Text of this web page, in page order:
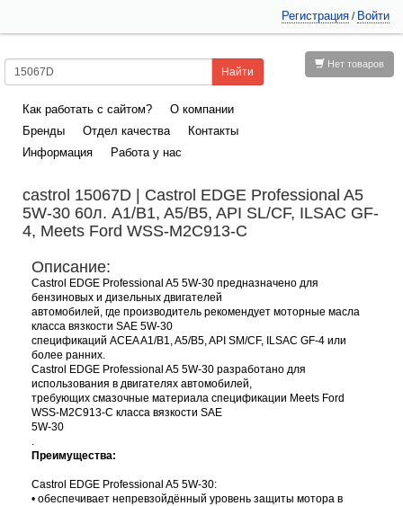
Регистрация / Войти
Нет товаров
Как работать с сайтом?
О компании
Бренды
Отдел качества
Контакты
Информация
Работа у нас
castrol 15067D | Castrol EDGE Professional A5
5W-30 60л. A1/B1, A5/B5, API SL/CF, ILSAC GF-
4, Meets Ford WSS-M2C913-C
Описание:
Castrol EDGE Professional A5 5W-30 предназначено для
бензиновых и дизельных двигателей
автомобилей, где производитель рекомендует моторные масла
класса вязкости SAE 5W-30
спецификаций ACEA A1/B1, A5/B5, API SM/CF, ILSAC GF-4 или
более ранних.
Castrol EDGE Professional A5 5W-30 разработано для
использования в двигателях автомобилей,
требующих смазочные материала спецификации Meets Ford
WSS-M2C913-C класса вязкости SAE
5W-30
.
Преимущества:
Castrol EDGE Professional A5 5W-30:
• обеспечивает непревзойдённый уровень защиты мотора в